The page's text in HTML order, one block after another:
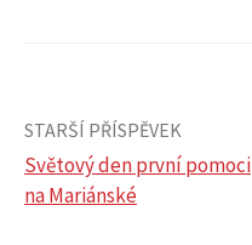
N
STARŠÍ PŘÍSPĚVEK
Světový den první pomoci
na Mariánské